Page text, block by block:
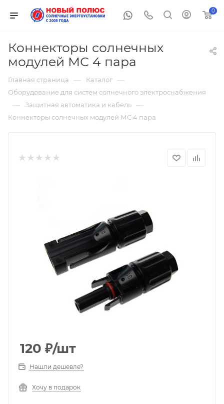
0
Коннекторы солнечных
модулей МС 4 пара
Главная страница — Каталог —
Оборудование для систем солнечного электроснабжения
— Защитная автоматика и кабель —
Коннекторы солнечных модулей МС 4 пара
120 ₽/шт
Нашли дешевле?
Хочу в подарок